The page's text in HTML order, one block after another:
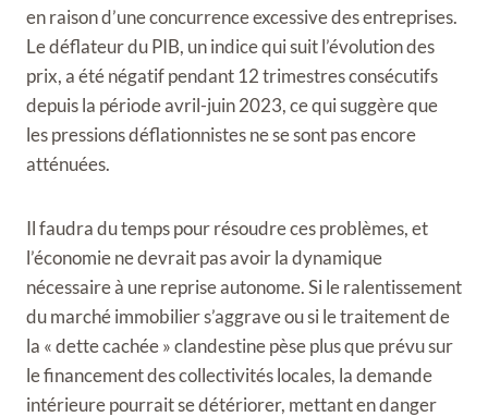
en raison d’une concurrence excessive des entreprises.
Le déflateur du PIB, un indice qui suit l’évolution des
prix, a été négatif pendant 12 trimestres consécutifs
depuis la période avril-juin 2023, ce qui suggère que
les pressions déflationnistes ne se sont pas encore
atténuées.
Il faudra du temps pour résoudre ces problèmes, et
l’économie ne devrait pas avoir la dynamique
nécessaire à une reprise autonome. Si le ralentissement
du marché immobilier s’aggrave ou si le traitement de
la « dette cachée » clandestine pèse plus que prévu sur
le financement des collectivités locales, la demande
intérieure pourrait se détériorer, mettant en danger